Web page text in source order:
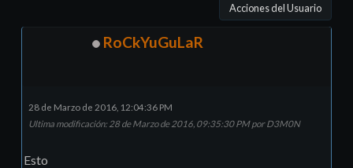
Acciones del Usuario
RoCkYuGuLaR
28 de Marzo de 2016, 12:04:36 PM
Ultima modificación: 28 de Marzo de 2016, 09:35:30 PM por D3M0N
Esto